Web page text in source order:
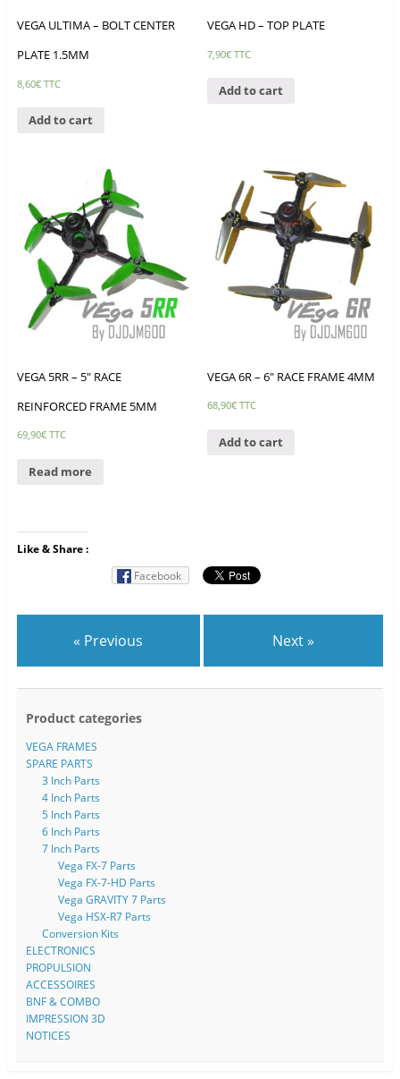
VEGA ULTIMA – BOLT CENTER
PLATE 1.5MM
8,60€ TTC
Add to cart
VEGA HD – TOP PLATE
7,90€ TTC
Add to cart
VEGA 5RR – 5″ RACE
REINFORCED FRAME 5MM
69,90€ TTC
Read more
VEGA 6R – 6″ RACE FRAME 4MM
68,90€ TTC
Add to cart
Like & Share :
Facebook
« Previous Next »
Product categories
VEGA FRAMES
SPARE PARTS
3 Inch Parts
4 Inch Parts
5 Inch Parts
6 Inch Parts
7 Inch Parts
Vega FX-7 Parts
Vega FX-7-HD Parts
Vega GRAVITY 7 Parts
Vega HSX-R7 Parts
Conversion Kits
ELECTRONICS
PROPULSION
ACCESSOIRES
BNF & COMBO
IMPRESSION 3D
NOTICES